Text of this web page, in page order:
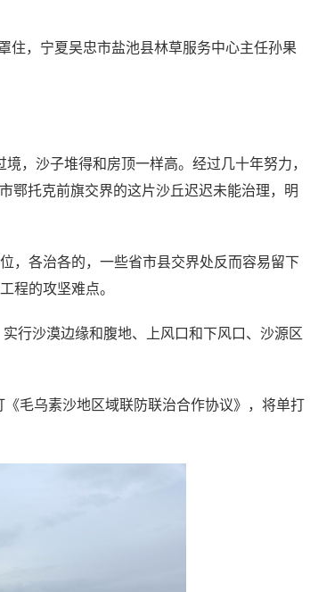
住，宁夏吴忠市盐池县林草服务中心主任孙果
，沙子堆得和房顶一样高。经过几十年努力，
鄂托克前旗交界的这片沙丘迟迟未能治理，明
，各治各的，一些省市县交界处反而容易留下
程的攻坚难点。
行沙漠边缘和腹地、上风口和下风口、沙源区
毛乌素沙地区域联防联治合作协议》，将单打